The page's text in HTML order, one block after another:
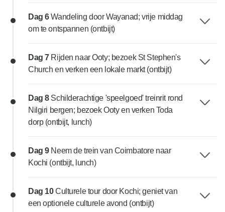
Dag 6Wandeling door Wayanad; vrije middag
om te ontspannen (ontbijt)
Dag 7 Rijden naar Ooty; bezoek St Stephen's
Church en verken een lokale markt (ontbijt)
Dag 8 Schilderachtige 'speelgoed' treinrit rond
Nilgiri bergen; bezoek Ooty en verken Toda
dorp (ontbijt, lunch)
Dag 9 Neem de trein van Coimbatore naar
Kochi (ontbijt, lunch)
Dag 10Culturele tour door Kochi; geniet van
een optionele culturele avond (ontbijt)